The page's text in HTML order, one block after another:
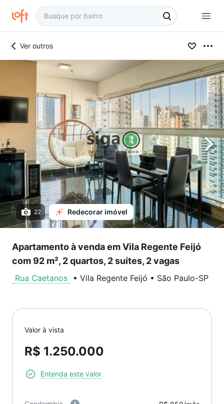
Ver outros
22 Redecorar imóvel
Apartamento à venda em Vila Regente Feijó
com 92 m², 2 quartos, 2 suítes, 2 vagas
Rua Caetanos • Vila Regente Feijó • São Paulo-SP
Valor à vista
R$ 1.250.000
Entenda este valor